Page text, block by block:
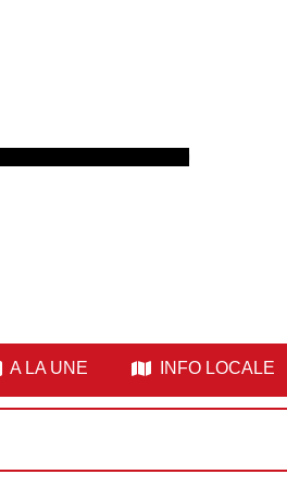
A LA UNE INFO LOCALE